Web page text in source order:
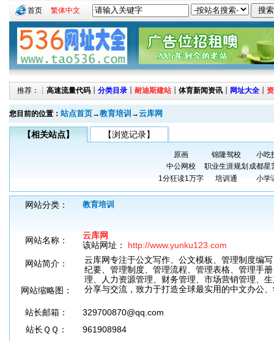
首页 繁体中文
推荐：┊ 高速流量代码 ┊ 分类目录 ┊ 耐迪斯建站 ┊ 体育新闻资讯 ┊ 网址大全 ┊
您目前的位置： 站点首页→教育培训 →云库网
【相关站点】 【浏览记录】
原画 锦隆驾校
小吃
中公网校
职业生涯规划 成都星
1分狂读1万字
培训通 小学
网站分类： 教育培训
网站名称：
云库网
该站网址： http://www.yunku123.com
网站简介：
云库网专注于公文写作、公文模板、管理制度编
纪要、管理制度、管理流程、管理表格、管理手
理、人力资源管理、财务管理、市场营销管理、
分享与交流，致力于打造全球最实用的中文办公
网站缩略图：
站长邮箱：
329700870@qq.com
站长ＱＱ：
961908984